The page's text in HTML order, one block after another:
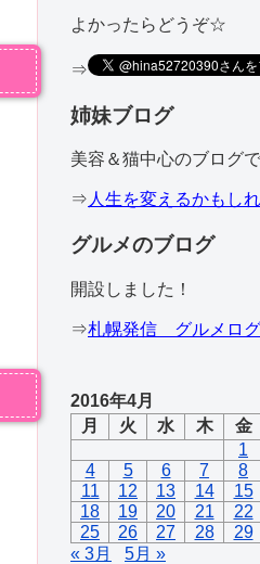
よかったらどうぞ☆
⇒
姉妹ブログ
美容＆猫中心のブログで
⇒ 人生を変えるかもし
グルメのブログ
開設しました！
⇒札幌発信 グルメログ
2016年4月
月
火 水 木 金
1
4
5 6 7 8
11
12 13 14 15
18
19 20 21 22
25
26 27 28 29
« 3月
5月 »